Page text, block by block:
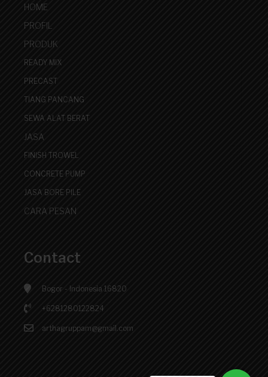
HOME
PROFIL
PRODUK
READY MIX
PRECAST
TIANG PANCANG
SEWA ALAT BERAT
JASA
FINISH TROWEL
CONCRETE PUMP
JASA BORE PILE
CARA PESAN
Contact
Bogor - Indonesia 16820
+6281280122824
arthagruppam@gmail.com